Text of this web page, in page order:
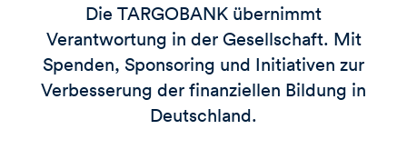
Die TARGOBANK übernimmt
Verantwortung in der Gesellschaft. Mit
Spenden, Sponsoring und Initiativen zur
Verbesserung der finanziellen Bildung in
Deutschland.